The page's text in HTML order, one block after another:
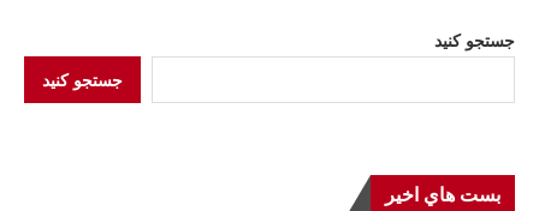
جستجو کنید
جستجو کنید
بست هاي اخير